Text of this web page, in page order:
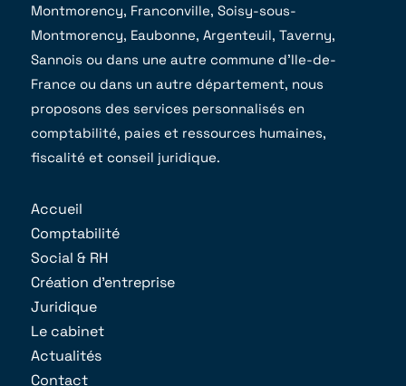
Montmorency, Franconville, Soisy-sous-
Montmorency, Eaubonne, Argenteuil, Taverny,
Sannois ou dans une autre commune d’Ile-de-
France ou dans un autre département, nous
proposons des services personnalisés en
comptabilité, paies et ressources humaines,
fiscalité et conseil juridique.
Accueil
Comptabilité
Social & RH
Création d’entreprise
Juridique
Le cabinet
Actualités
Contact